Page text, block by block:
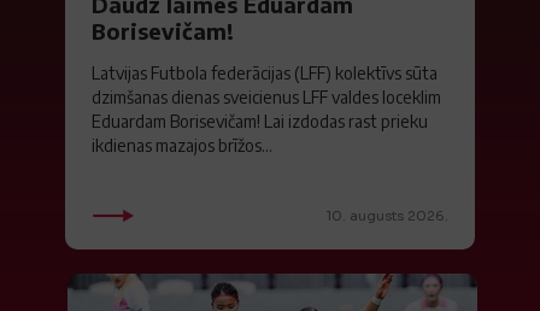
Borisevičam!
Latvijas Futbola federācijas (LFF) kolektīvs sūta
dzimšanas dienas sveicienus LFF valdes loceklim
Eduardam Borisevičam! Lai izdodas rast prieku
ikdienas mazajos brīžos...
10. augusts 2026.